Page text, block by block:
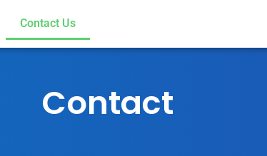
Contact Us
Contact